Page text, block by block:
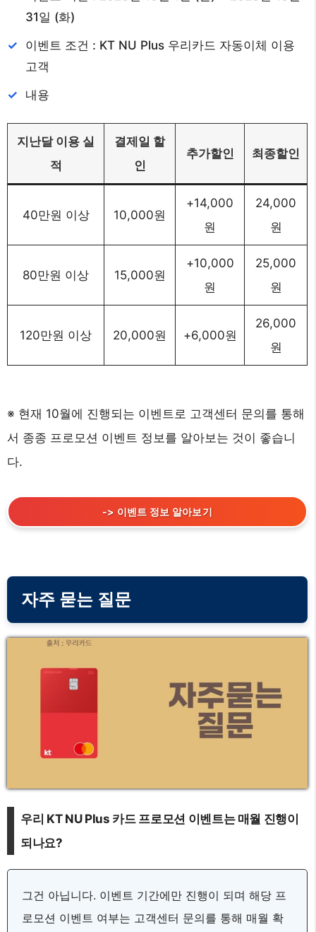
31일 (화)
이벤트 조건 : KT NU Plus 우리카드 자동이체 이용
고객
내용
지난달 이용 실
적
결제일 할
인
추가할인 최종할인
40만원 이상 10,000원
+14,000
원
24,000
원
80만원 이상 15,000원
+10,000
원
25,000
원
120만원 이상 20,000원 +6,000원
26,000
원
※ 현재 10월에 진행되는 이벤트로 고객센터 문의를 통해
서 종종 프로모션 이벤트 정보를 알아보는 것이 좋습니
다.
-> 이벤트 정보 알아보기
자주 묻는 질문
우리 KT NU Plus 카드 프로모션 이벤트는 매월 진행이
되나요?
그건 아닙니다. 이벤트 기간에만 진행이 되며 해당 프
로모션 이벤트 여부는 고객센터 문의를 통해 매월 확